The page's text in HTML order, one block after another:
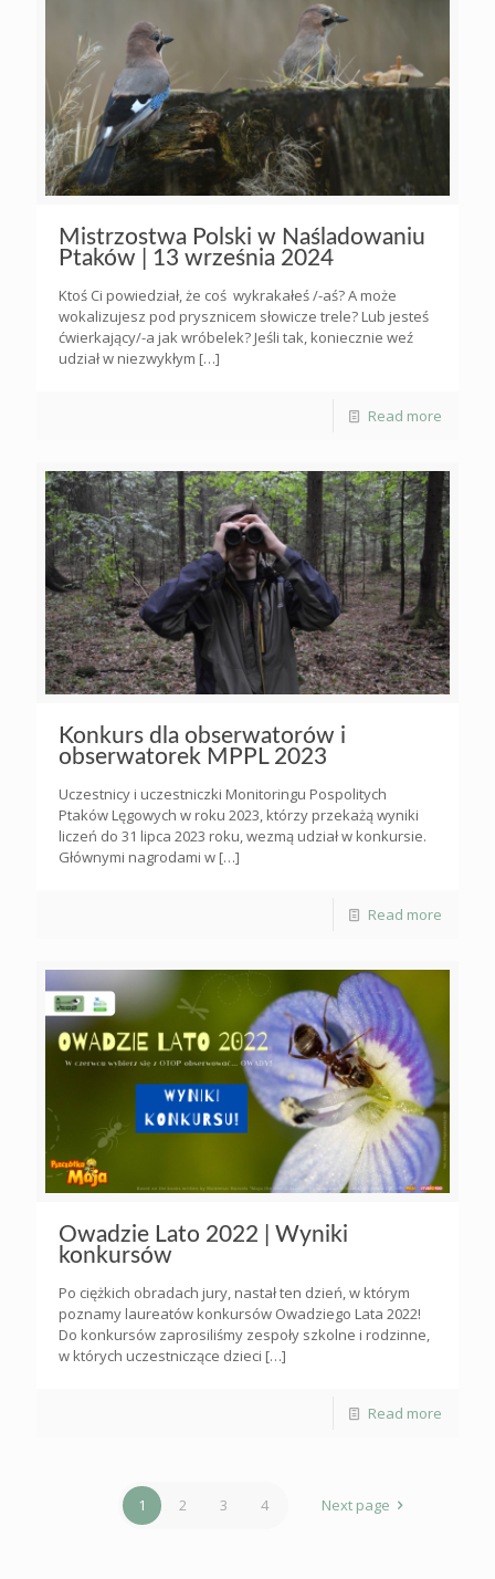
Mistrzostwa Polski w Naśladowaniu
Ptaków | 13 września 2024
Ktoś Ci powiedział, że coś wykrakałeś /-aś? A może
wokalizujesz pod prysznicem słowicze trele? Lub jesteś
ćwierkający/-a jak wróbelek? Jeśli tak, koniecznie weź
udział w niezwykłym […]
Read more
Konkurs dla obserwatorów i
obserwatorek MPPL 2023
Uczestnicy i uczestniczki Monitoringu Pospolitych
Ptaków Lęgowych w roku 2023, którzy przekażą wyniki
liczeń do 31 lipca 2023 roku, wezmą udział w konkursie.
Głównymi nagrodami w […]
Read more
Owadzie Lato 2022 | Wyniki
konkursów
Po ciężkich obradach jury, nastał ten dzień, w którym
poznamy laureatów konkursów Owadziego Lata 2022!
Do konkursów zaprosiliśmy zespoły szkolne i rodzinne,
w których uczestniczące dzieci […]
Read more
1 2 3 4 Next page